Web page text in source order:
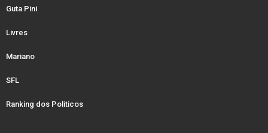
Guta Pini
Livres
Mariano
SFL
Ranking dos Politicos